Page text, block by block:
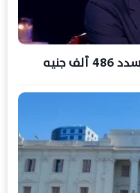
للإفراج عنه.. إبراهيم سعيد يسدد 486 ألف جنيه